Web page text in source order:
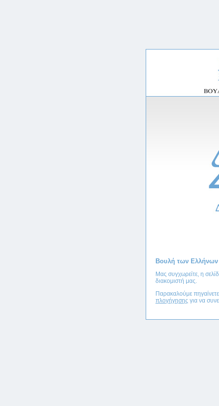
Βουλή των Ελλήνων
Μας συγχωρείτε, η
διακομιστή μας.
Παρακαλούμε
πλογήγησης για να